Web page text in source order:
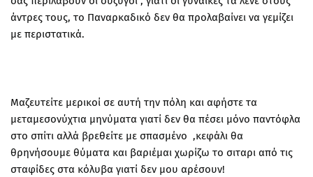
άντρες τους, το Παναρκαδικό δεν θα προλαβαίνει να γεμίζει
με περιστατικά.
Μαζευτείτε μερικοί σε αυτή την πόλη και αφήστε τα
μεταμεσονύχτια μηνύματα γιατί δεν θα πέσει μόνο παντόφλα
στο σπίτι αλλά βρεθείτε με σπασμένο ,κεφάλι θα
θρηνήσουμε θύματα και βαριέμαι χωρίζω το σιταρι από τις
σταφίδες στα κόλυβα γιατί δεν μου αρέσουν!